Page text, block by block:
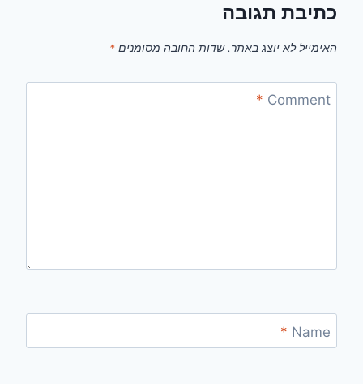
כתיבת תגובה
האימייל לא יוצג באתר. שדות החובה מסומנים *
Comment
*
Name
*